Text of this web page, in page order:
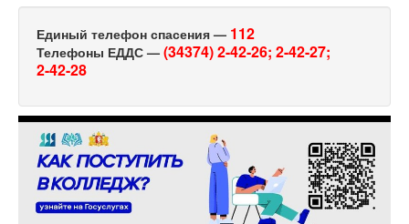
Единый телефон спасения — 112
Телефоны ЕДДС — (34374) 2-42-26; 2-42-27;
2-42-28